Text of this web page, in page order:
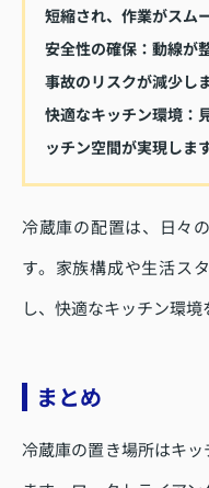
短縮され、作業がスム
安全性の確保： 動線が
事故のリスクが減少しま
快適なキッチン環境：
ッチン空間が実現します
冷蔵庫の配置は、日々
す。家族構成や生活ス
し、快適なキッチン環境
まとめ
冷蔵庫の置き場所はキ